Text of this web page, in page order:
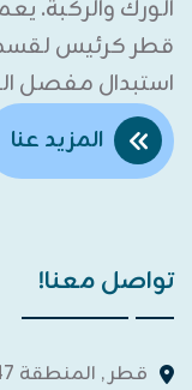
الورك والركبة.
قطر كرئيس لقسم
استبدال مفصل
المزيد عنا
تواصل معنا!